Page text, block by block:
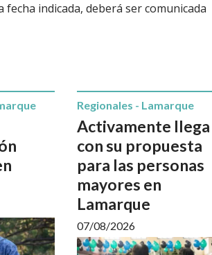
indicada, deberá ser comunicada
Activamente llega
con su propuesta
para las personas
mayores en
Lamarque
Regionales - Lamarque
07/08/2026